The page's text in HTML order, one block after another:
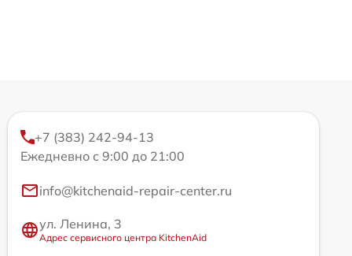
+7 (383) 242-94-13
Ежедневно с 9:00 до 21:00
info@kitchenaid-repair-center.ru
ул. Ленина, 3
Адрес сервисного центра KitchenAid